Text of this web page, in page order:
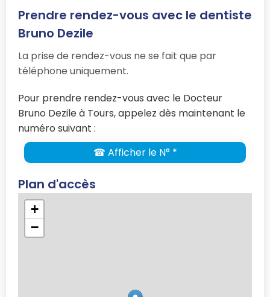
Prendre rendez-vous avec le dentiste
Bruno Dezile
La prise de rendez-vous ne se fait que par
téléphone uniquement.
Pour prendre rendez-vous avec le Docteur
Bruno Dezile à Tours, appelez dès maintenant le
numéro suivant :
☎ Afficher le N° *
Plan d'accès
+
−